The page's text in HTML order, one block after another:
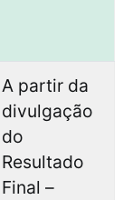
A partir da
divulgação
do
Resultado
Final –